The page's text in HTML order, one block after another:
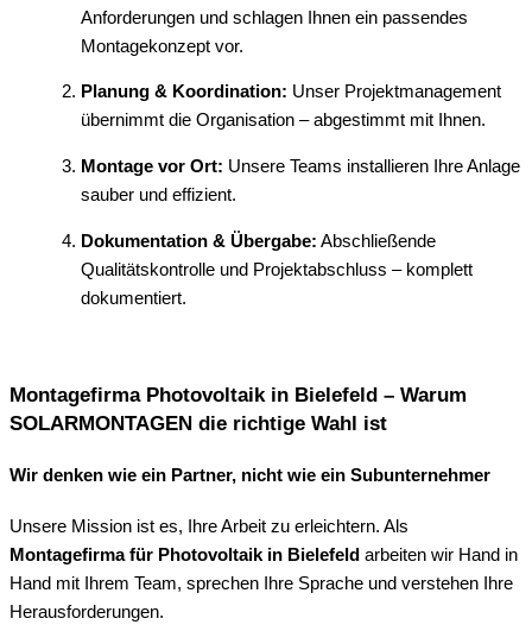
Anforderungen und schlagen Ihnen ein passendes
Montagekonzept vor.
Planung & Koordination: Unser Projektmanagement
übernimmt die Organisation – abgestimmt mit Ihnen.
Montage vor Ort: Unsere Teams installieren Ihre Anlage
sauber und effizient.
Dokumentation & Übergabe: Abschließende
Qualitätskontrolle und Projektabschluss – komplett
dokumentiert.
Montagefirma Photovoltaik in Bielefeld – Warum
SOLARMONTAGEN die richtige Wahl ist
Wir denken wie ein Partner, nicht wie ein Subunternehmer
Unsere Mission ist es, Ihre Arbeit zu erleichtern. Als
Montagefirma für Photovoltaik in Bielefeld arbeiten wir Hand in
Hand mit Ihrem Team, sprechen Ihre Sprache und verstehen Ihre
Herausforderungen.